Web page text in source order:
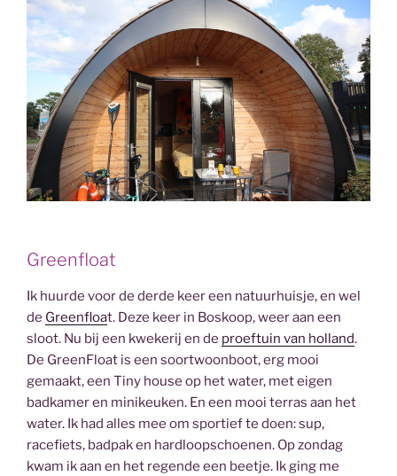
Greenfloat
Ik huurde voor de derde keer een natuurhuisje, en wel
de Greenfloat. Deze keer in Boskoop, weer aan een
sloot. Nu bij een kwekerij en de proeftuin van holland.
De GreenFloat is een soortwoonboot, erg mooi
gemaakt, een Tiny house op het water, met eigen
badkamer en minikeuken. En een mooi terras aan het
water. Ik had alles mee om sportief te doen: sup,
racefiets, badpak en hardloopschoenen. Op zondag
kwam ik aan en het regende een beetje. Ik ging me